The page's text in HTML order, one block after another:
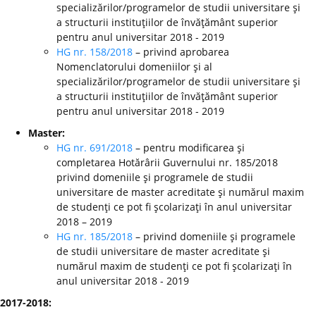
specializărilor/programelor de studii universitare şi
a structurii instituţiilor de învăţământ superior
pentru anul universitar 2018 - 2019
HG nr. 158/2018 – privind aprobarea
Nomenclatorului domeniilor şi al
specializărilor/programelor de studii universitare şi
a structurii instituţiilor de învăţământ superior
pentru anul universitar 2018 - 2019
Master:
HG nr. 691/2018 – pentru modificarea şi
completarea Hotărârii Guvernului nr. 185/2018
privind domeniile şi programele de studii
universitare de master acreditate şi numărul maxim
de studenţi ce pot fi şcolarizaţi în anul universitar
2018 – 2019
HG nr. 185/2018 – privind domeniile şi programele
de studii universitare de master acreditate şi
numărul maxim de studenţi ce pot fi şcolarizaţi în
anul universitar 2018 - 2019
2017-2018: